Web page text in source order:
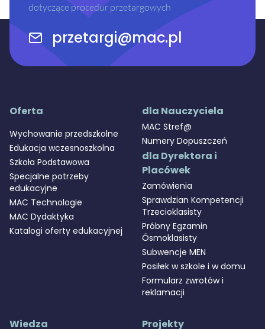
dotyczące procedur przetargowych
przetargi@mac.pl
Oferta
Wychowanie przedszkolne
Edukacja wczesnoszkolna
Szkoła Podstawowa
Specjalne potrzeby
edukacyjne
MAC Technologie
MAC Dydaktyka
Katalogi oferty edukacyjnej
dla Nauczyciela
MAC Stref@
Numery Dopuszczeń
dla Dyrektora i
Placówek
Zamówienia
Sprawdzian Kompetencji
Trzecioklasisty
Próbny Egzamin
Ósmoklasisty
Subwencje MEN
Posiłek w szkole i w domu
Formularz zwrotów i
reklamacji
Wiedza Projekty